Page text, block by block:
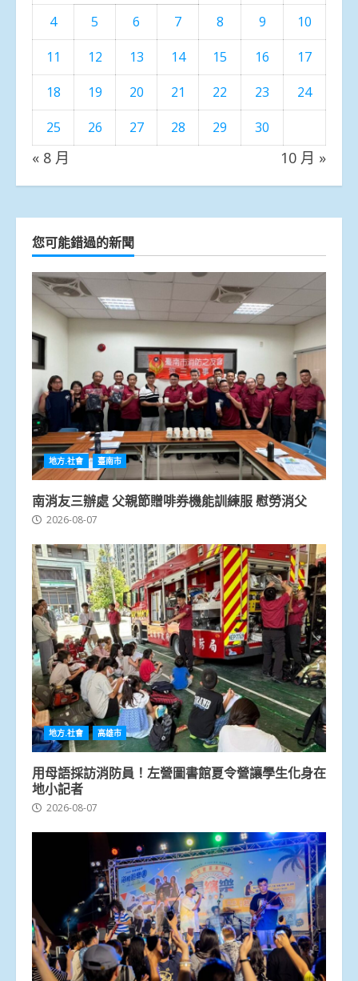
4 5 6 7 8 9
10
11
12 13 14 15 16
17
18
19 20 21 22 23
24
25
26 27 28 29 30
« 8 月 10 月 »
您可能錯過的新聞
地方.社會 臺南市
南消友三辦處 父親節贈啡券機能訓練服 慰勞消父
2026-08-07
地方.社會 高雄市
用母語採訪消防員！左營圖書館夏令營讓學生化身在
地小記者
2026-08-07